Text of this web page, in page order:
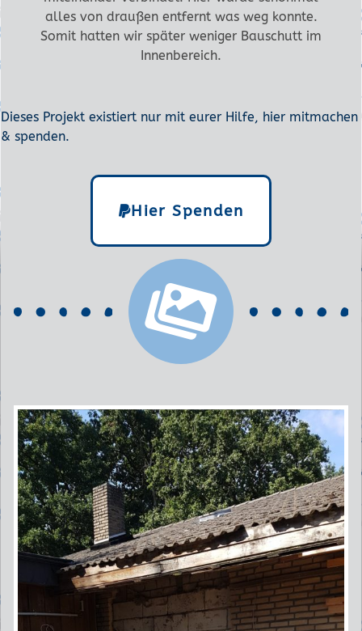
alles von draußen entfernt was weg konnte.
Somit hatten wir später weniger Bauschutt im
Innenbereich.
Dieses Projekt existiert nur mit eurer Hilfe, hier mitmachen
& spenden.
Hier Spenden